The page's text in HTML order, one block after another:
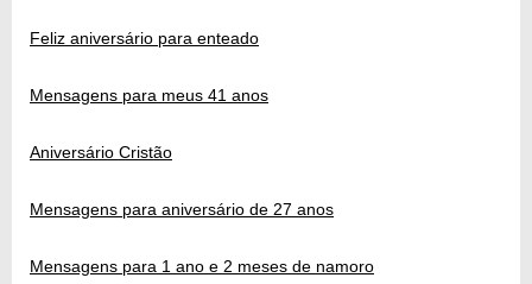
Feliz aniversário para enteado
Mensagens para meus 41 anos
Aniversário Cristão
Mensagens para aniversário de 27 anos
Mensagens para 1 ano e 2 meses de namoro